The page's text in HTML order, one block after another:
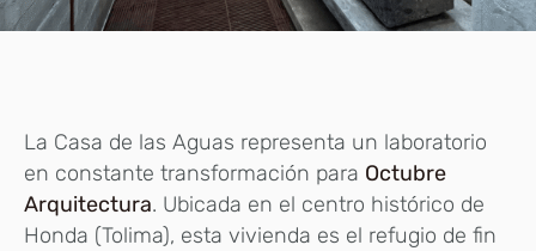
La Casa de las Aguas representa un laboratorio
en constante transformación para Octubre
Arquitectura. Ubicada en el centro histórico de
Honda (Tolima), esta vivienda es el refugio de fin